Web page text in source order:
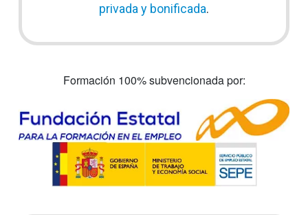
privada y bonificada.
Formación 100% subvencionada por: